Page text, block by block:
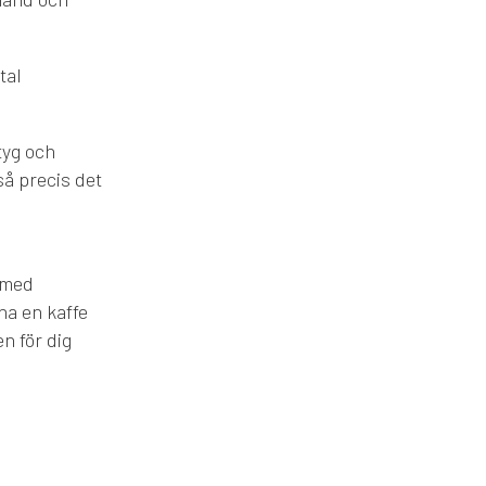
och
precis det
en kaffe
för dig